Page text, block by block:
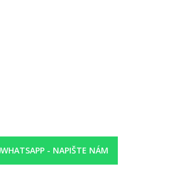
WHATSAPP - NAPIŠTE NÁM